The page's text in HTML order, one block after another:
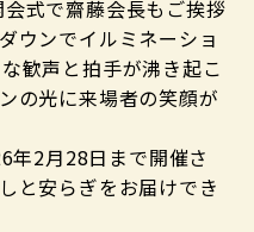
式で齋藤会長もご挨拶
ウンでイルミネーショ
歓声と拍手が沸き起こ
の光に来場者の笑顔が
2月28日まで開催さ
と安らぎをお届けでき